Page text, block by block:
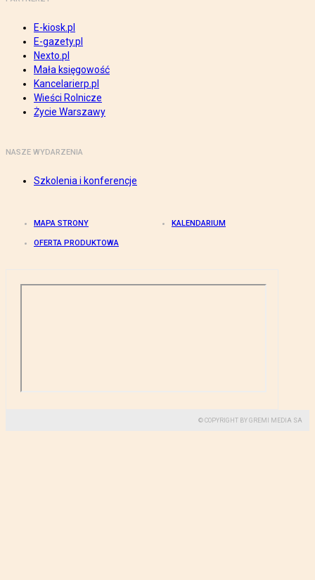
E-kiosk.pl
E-gazety.pl
Nexto.pl
Mała księgowość
Kancelarierp.pl
Wieści Rolnicze
Życie Warszawy
NASZE WYDARZENIA
Szkolenia i konferencje
MAPA STRONY KALENDARIUM
OFERTA PRODUKTOWA
© COPYRIGHT BY GREMI MEDIA SA